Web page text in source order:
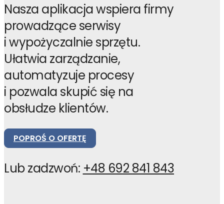
Nasza aplikacja wspiera firmy
prowadzące serwisy
i wypożyczalnie sprzętu.
Ułatwia zarządzanie,
automatyzuje procesy
i pozwala skupić się na
obsłudze klientów.
POPROŚ O OFERTĘ
Lub zadzwoń: +48 692 841 843